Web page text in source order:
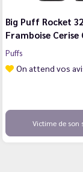
Big Puff Rocket
Framboise
Puffs
On attend vos
Victime de son